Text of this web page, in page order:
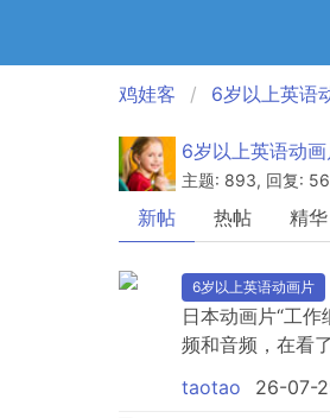
鸡娃客 6岁以上英语
6岁以上英语动
主题: 893, 回复:
新帖 热帖 精华
6岁以上英语动画片
日本动画片“工
频和音频，在看
女儿转了音频，
taotao 26-07-